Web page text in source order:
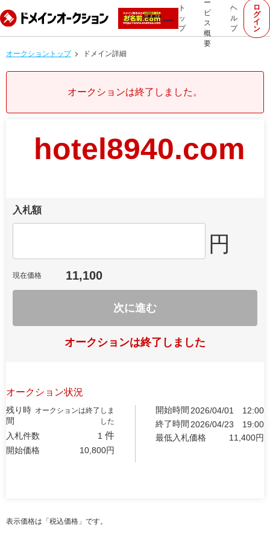
ト
ッ
プ
ー
ビ
ス
概
要
ヘ
ル
プ
ロ
グ
イ
ン
オークショントップ ドメイン詳細
オークションは終了しました。
hotel8940.com
入札額
円
現在価格 11,100
次に進む
オークションは終了しました
オークション状況
残り時
間
オークションは終了しま
した
入札件数 1 件
開始価格 10,800円
開始時間 2026/04/01
12:00
終了時間 2026/04/23
19:00
最低入札価格
11,400円
表示価格は「税込価格」です。